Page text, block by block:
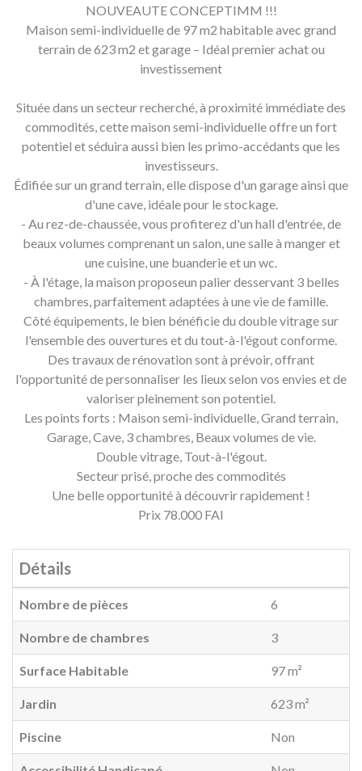
NOUVEAUTE CONCEPTIMM !!!
Maison semi-individuelle de 97 m2 habitable avec grand
terrain de 623 m2 et garage – Idéal premier achat ou
investissement
Située dans un secteur recherché, à proximité immédiate des
commodités, cette maison semi-individuelle offre un fort
potentiel et séduira aussi bien les primo-accédants que les
investisseurs.
Édifiée sur un grand terrain, elle dispose d'un garage ainsi que
d'une cave, idéale pour le stockage.
- Au rez-de-chaussée, vous profiterez d'un hall d'entrée, de
beaux volumes comprenant un salon, une salle à manger et
une cuisine, une buanderie et un wc.
- À l'étage, la maison proposeun palier desservant 3 belles
chambres, parfaitement adaptées à une vie de famille.
Côté équipements, le bien bénéficie du double vitrage sur
l'ensemble des ouvertures et du tout-à-l'égout conforme.
Des travaux de rénovation sont à prévoir, offrant
l'opportunité de personnaliser les lieux selon vos envies et de
valoriser pleinement son potentiel.
Les points forts : Maison semi-individuelle, Grand terrain,
Garage, Cave, 3 chambres, Beaux volumes de vie.
Double vitrage, Tout-à-l'égout.
Secteur prisé, proche des commodités
Une belle opportunité à découvrir rapidement !
Prix 78.000 FAI
Détails
Nombre de pièces 6
Nombre de chambres 3
Surface Habitable 97 m²
Jardin 623 m²
Piscine Non